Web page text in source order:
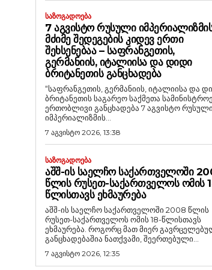
ᲡᲐᲖᲝᲒᲐᲓᲝᲔᲑᲐ
7 ᲐᲒᲕᲘᲡᲢᲝ ᲠᲣᲡᲣᲚᲘ
ᲛᲫᲘᲛᲔ ᲨᲔᲓᲔᲒᲔᲑᲘᲡ ᲙᲘᲓᲔᲕ ᲔᲠᲗᲘ
ᲨᲔᲮᲡᲔᲜᲔᲑᲐᲐ – ᲡᲐᲤᲠᲐᲜᲒᲔᲗᲘᲡ,
ᲒᲔᲠᲛᲐᲜᲘᲘᲡ, ᲘᲢᲐᲚᲘᲘᲡᲐ ᲓᲐ ᲓᲘᲓᲘ
ᲑᲠᲘᲢᲐᲜᲔᲗᲘᲡ ᲒᲐᲜᲪᲮᲐᲓᲔᲑᲐ
“საფრანგეთის, გერმანიის, იტალიისა და
ბრიტანეთის საგარეო საქმეთა
ერთობლივი განცხადება 7 აგვისტო რუსული
იმპერიალიზმის...
7 აგვისტო 2026, 13:38
ᲡᲐᲖᲝᲒᲐᲓᲝᲔᲑᲐ
ᲐᲨᲨ-ᲘᲡ ᲡᲐᲔᲚᲩᲝ ᲡᲐᲥᲐᲠᲗᲕᲔᲚᲝᲨᲘ
ᲬᲚᲘᲡ ᲠᲣᲡᲔᲗ-ᲡᲐᲥᲐᲠᲗᲕᲔᲚᲝᲡ ᲝᲛᲘᲡ
ᲬᲚᲘᲡᲗᲐᲕᲡ ᲔᲮᲛᲐᲣᲠᲔᲑᲐ
აშშ-ის საელჩო საქართველოში 2008 წლის
რუსეთ-საქართველოს ომის 18-წლისთავს
ეხმაურება. როგორც მათ მიერ გავრცელებულ
განცხადებაშია ნათქვამი, შეერთებული...
7 აგვისტო 2026, 12:35